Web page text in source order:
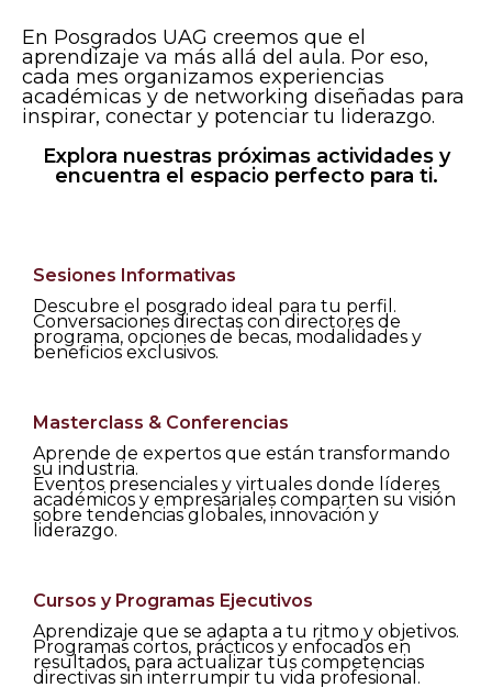
En Posgrados UAG creemos que el
aprendizaje va más allá del aula. Por eso,
cada mes organizamos experiencias
académicas y de networking diseñadas para
inspirar, conectar y potenciar tu liderazgo.
Explora nuestras próximas actividades y
encuentra el espacio perfecto para ti.
Sesiones Informativas
Descubre el posgrado ideal para tu perfil.
Conversaciones directas con directores de
programa, opciones de becas, modalidades y
beneficios exclusivos.
Masterclass & Conferencias
Aprende de expertos que están transformando
su industria.
Eventos presenciales y virtuales donde líderes
académicos y empresariales comparten su visión
sobre tendencias globales, innovación y
liderazgo.
Cursos y Programas Ejecutivos
Aprendizaje que se adapta a tu ritmo y objetivos.
Programas cortos, prácticos y enfocados en
resultados, para actualizar tus competencias
directivas sin interrumpir tu vida profesional.